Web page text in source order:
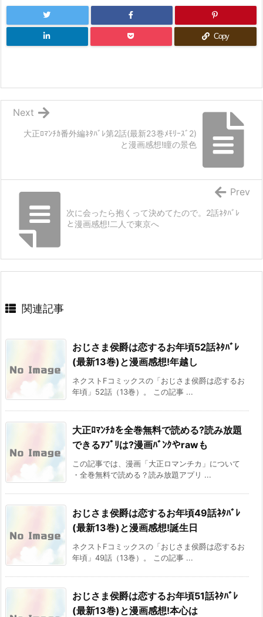
Copy
大正ﾛﾏﾝﾁｶ番外編ﾈﾀﾊﾞﾚ第2話(最新23巻ﾒﾓﾘｰｽﾞ2)
と漫画感想!瞳の景色
Next
次に会ったら抱くって決めてたので。2話ﾈﾀﾊﾞﾚ
と漫画感想!二人で東京へ
Prev
関連記事
おじさま侯爵は恋するお年頃52話ﾈﾀﾊﾞﾚ
(最新13巻)と漫画感想!年越し
ネクストFコミックスの「おじさま侯爵は恋するお
年頃」52話（13巻）。 この記事 ...
大正ﾛﾏﾝﾁｶを全巻無料で読める?読み放題
できるｱﾌﾟﾘは?漫画ﾊﾞﾝｸやrawも
この記事では、漫画「大正ロマンチカ」について
・全巻無料で読める？読み放題アプリ ...
おじさま侯爵は恋するお年頃49話ﾈﾀﾊﾞﾚ
(最新13巻)と漫画感想!誕生日
ネクストFコミックスの「おじさま侯爵は恋するお
年頃」49話（13巻）。 この記事 ...
おじさま侯爵は恋するお年頃51話ﾈﾀﾊﾞﾚ
(最新13巻)と漫画感想!本心は